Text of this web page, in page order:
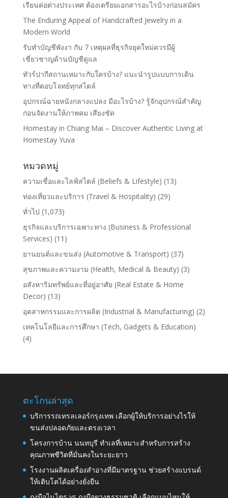
เรียนต่อต่างประเทศ ต้องเตรียมเอกสารอะไรบ้างก่อนสมัคร
The Enduring Appeal of Handcrafted Jewelry in a
Modern World
รับทำบัญชีพังงา กับ 7 เหตุผลที่ธุรกิจยุคใหม่ควรมีผู้
เชี่ยวชาญด้านบัญชีดูแล
ทัวร์ปากีสถานเหมาะกับใครบ้าง? แนะนำรูปแบบการเดิน
ทางที่ตอบโจทย์ทุกสไตล์
อุปกรณ์ฉายหนังกลางแปลง มีอะไรบ้าง? รู้จักอุปกรณ์สำคัญ
ก่อนจัดงานให้ภาพคม เสียงชัด
Homestay in Chiang Mai – Discover Authentic Living at
Homestay Yuva
หมวดหมู่
ความเชื่อและไลฟ์สไตล์ (Beliefs & Lifestyle) (13)
ท่องเที่ยวและบริการ (Travel & Hospitality) (29)
ทั่วไป (1,073)
ธุรกิจและบริการเฉพาะทาง (Business & Professional
Services) (11)
ยานยนต์และขนส่ง (Automotive & Transport) (37)
สุขภาพและความงาม (Health, Medical & Beauty) (3)
อสังหาริมทรัพย์และที่อยู่อาศัย (Real Estate & Home
Decor) (13)
อุตสาหกรรมและการผลิต (Industrial & Manufacturing) (2)
เทคโนโลยีและการศึกษา (Tech, Gadgets & Education)
(4)
ตะโกนล่าสุด
บริการรถเทรลเลอร์กรุงเทพ เลือกผู้ให้บริการอย่างไรให้
ขนส่งปลอดภัยและตรงเวลา
โครงการบ้าน นนทบุรี ทำเลที่เหมาะสำหรับการสร้าง
คุณภาพชีวิตที่มั่นคงในระยะยาว
โรงงานผลิตเครื่องสำอางที่มีมาตรฐาน ช่วยสร้างแบรนด์
ให้เติบโตได้อย่างยั่งยืน